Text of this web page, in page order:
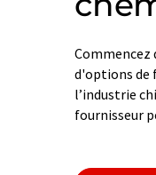
Commencez
d'options de
l’industrie
fournisseur